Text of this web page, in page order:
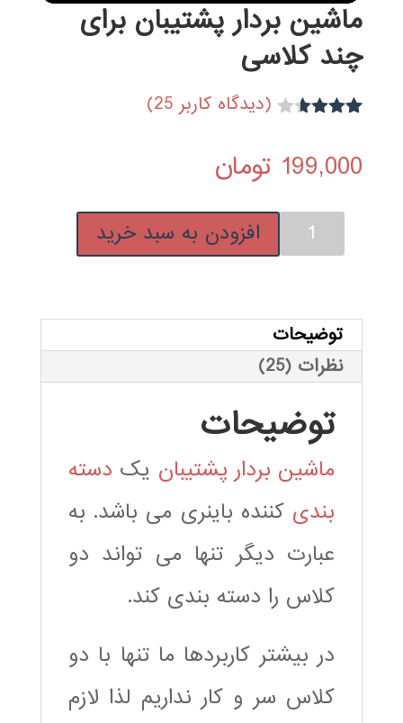
ماشین بردار پشتیبان برای
چند کلاسی
5 امتیاز
مشتری
(دیدگاه کاربر 25
)
199,000 تومان
ماشین
بردار
چند
کلاسی
عدد
افزودن به سبد خرید
توضیحات
نظرات (25)
توضیحات
ماشین بردار پشتیبان یک دسته
بندی کننده باینری می باشد. به
عبارت دیگر تنها می تواند دو
کلاس را دسته بندی کند.
در بیشتر کاربردها ما تنها با دو
کلاس سر و کار نداریم لذا لازم